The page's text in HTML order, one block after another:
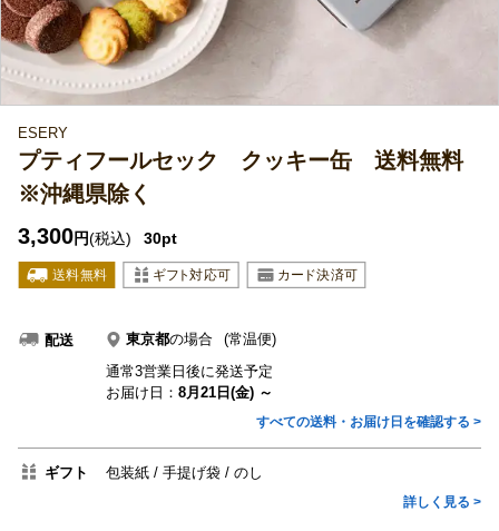
ESERY
プティフールセック クッキー缶 送料無料
※沖縄県除く
3,300円(税込) 30pt
配送 東京都の場合
(常温便)
通常3営業日後に発送予定
お届け日： 8月21日(金) ～
すべての送料・お届け日を確認する >
ギフト 包装紙 手提げ袋 のし
詳しく見る >